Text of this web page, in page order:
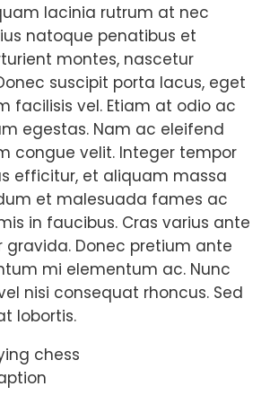
lacinia rutrum at nec
natoque penatibus et
montes, nascetur
suscipit porta lacus, eget
facilisis vel. Etiam at odio ac
egestas. Nam ac eleifend
congue velit. Integer tempor
efficitur, et aliquam massa
et malesuada fames ac
in faucibus. Cras varius ante
gravida. Donec pretium ante
mi elementum ac. Nunc
nisi consequat rhoncus. Sed
lobortis.